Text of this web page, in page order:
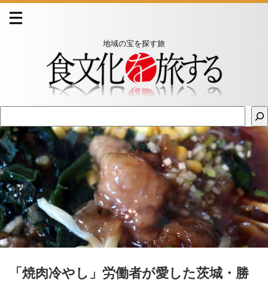
地域の宝を探す旅
「焼肉冷やし」労働者が愛した茨城・勝